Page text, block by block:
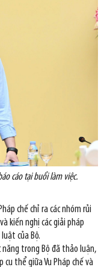
cáo tại buổi làm việc.
chế chỉ ra các nhóm rủi
kiến nghị các giải pháp
của Bộ.
năng trong Bộ đã thảo luận,
cụ thể giữa Vụ Pháp chế và